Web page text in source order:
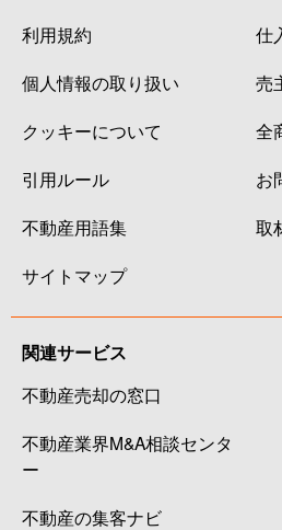
利用規約
個人情報の取り扱い
クッキーについて
引用ルール
不動産用語集
サイトマップ
仕
売
全
お
取
関連サービス
不動産売却の窓口
不動産業界M&A相談センタ
ー
不動産の集客ナビ